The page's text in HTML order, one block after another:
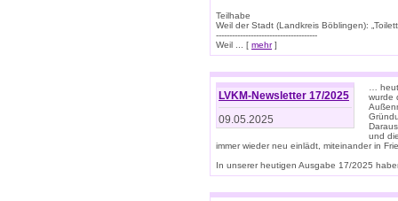
Teilhabe
Weil der Stadt (Landkreis Böblingen):
--------------------------------------
Weil ... [ mehr]
LVKM-Newsletter 17/2025
09.05.2025
…
wurde
und
immer wieder neu einlädt, miteinander in
In unserer heutigen Ausgabe 17/2025